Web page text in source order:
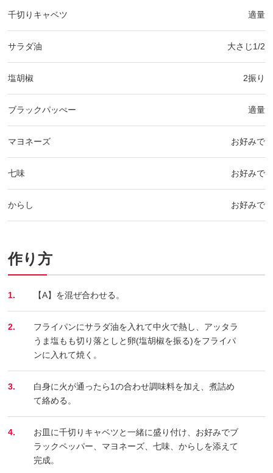
千切りキャベツ 適量
サラダ油 大さじ1/2
塩胡椒 2振り
ブラックパッぺー 適量
マヨネーズ お好みで
七味 お好みで
からし お好みで
作り方
1. 【A】を混ぜ合わせる。
2.
フライパンにサラダ油を入れて中火で熱し、アッタラ
うま塩もも切り落としと卵(塩胡椒を振る)をフライパ
ンに入れて焼く。
3.
白身に火が通ったら1の合わせ調味料を加え、煮詰め
て絡める。
4.
お皿に千切りキャベツと一緒に盛り付け、お好みでブ
ラックペッパー、マヨネーズ、七味、からしを添えて
完成。